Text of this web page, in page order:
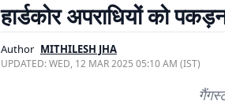
हार्डकोर अपराधियों को
Author MITHILESH JHA
UPDATED:WED, 12 MAR 2025 05:10 AM (IST)